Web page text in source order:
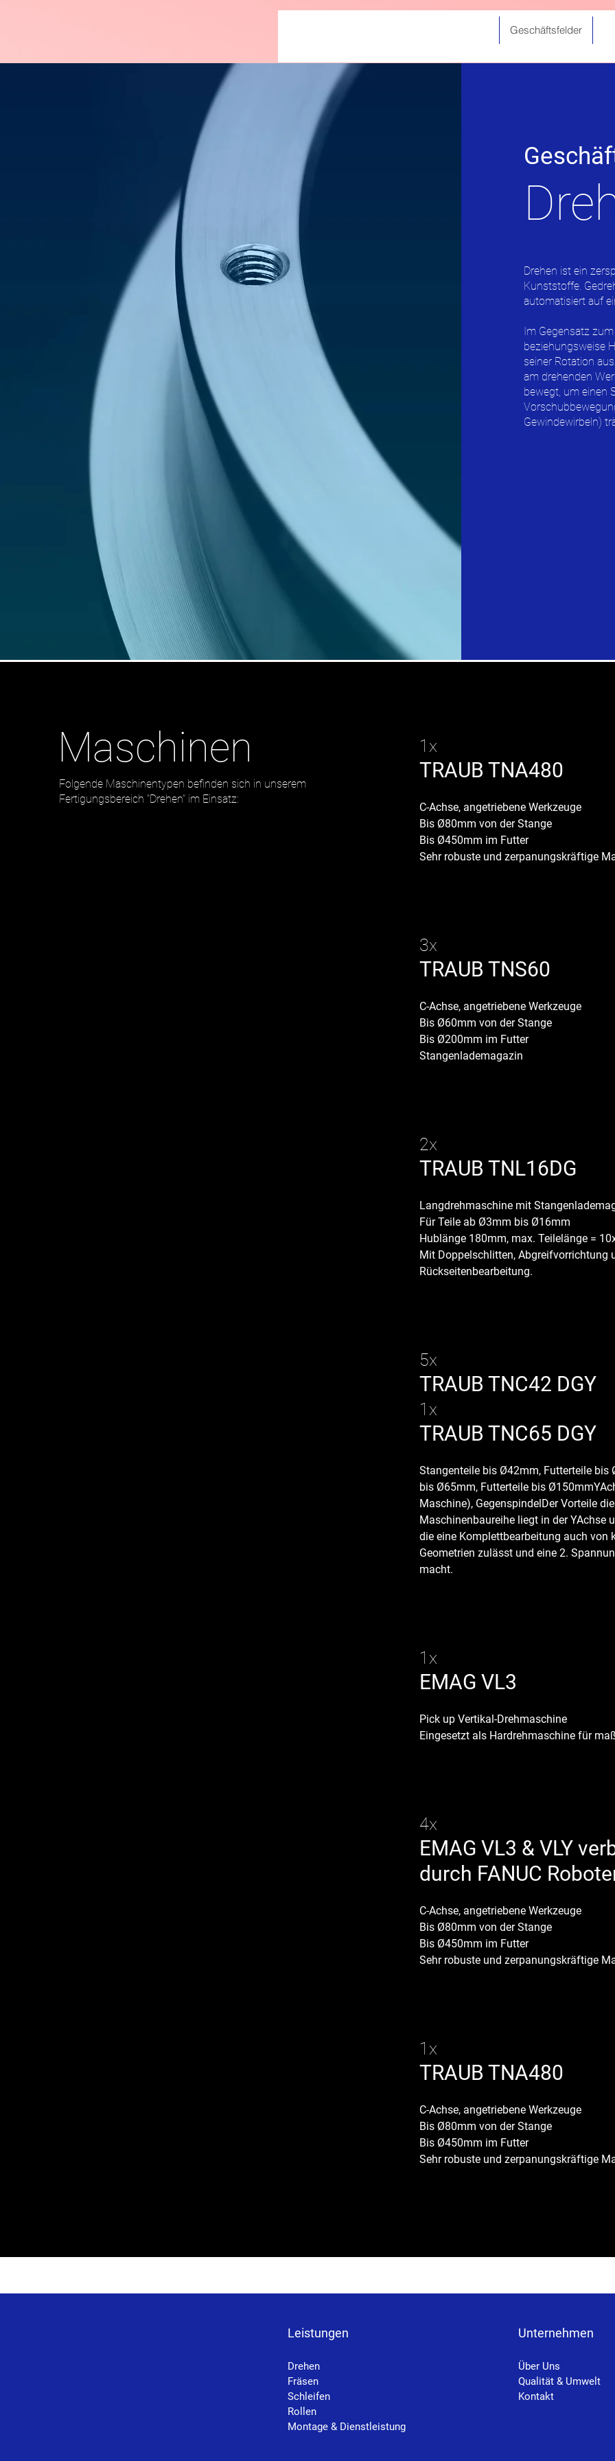
Geschäftsfelder
Drehen ist ein
Kunststoffe.
automatisiert auf
Im Gegensatz
beziehungsweise
seiner Rotation
am drehenden
bewegt, um einen
Gewindewirbeln)
Maschinen
Folgende Maschinentypen befinden sich in unserem
Fertigungsbereich "Drehen" im Einsatz:
1x
TRAUB TNA480
C-Achse, angetriebene Werkzeuge
Bis Ø80mm von der Stange
Bis Ø450mm im Futter
Sehr robuste und zerpanungskräftige
3x
TRAUB TNS60
C-Achse, angetriebene Werkzeuge
Bis Ø60mm von der Stange
Bis Ø200mm im Futter
Stangenlademagazin
2x
TRAUB TNL16DG
Langdrehmaschine mit
Für Teile ab Ø3mm bis Ø16mm
Hublänge 180mm, max. Teilelänge =
Mit Doppelschlitten, Abgreifvorrichtung
Rückseitenbearbeitung.
5x
TRAUB TNC42 DGY
1x
TRAUB TNC65 DGY
Stangenteile bis Ø42mm, Futterteile bis
bis Ø65mm, Futterteile bis
Maschine), GegenspindelDer Vorteile
Maschinenbaureihe liegt in der YAchse
die eine Komplettbearbeitung auch von
Geometrien zulässt und eine 2.
macht.
1x
EMAG VL3
Pick up Vertikal-Drehmaschine
Eingesetzt als Hardrehmaschine für
4x
EMAG VL3 & VLY
durch FANUC
C-Achse, angetriebene Werkzeuge
Bis Ø80mm von der Stange
Bis Ø450mm im Futter
Sehr robuste und zerpanungskräftige
1x
TRAUB TNA480
C-Achse, angetriebene Werkzeuge
Bis Ø80mm von der Stange
Bis Ø450mm im Futter
Sehr robuste und zerpanungskräftige
Leistungen
Drehen
Fräsen
Schleifen
Rollen
Montage & Dienstleistung
Unternehmen
Über Uns
Qualität & Umwelt
Kontakt